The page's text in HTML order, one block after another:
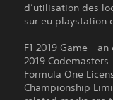
d’utilisation des
sur
F1 2019 Game -
2019
Formula One
Championship